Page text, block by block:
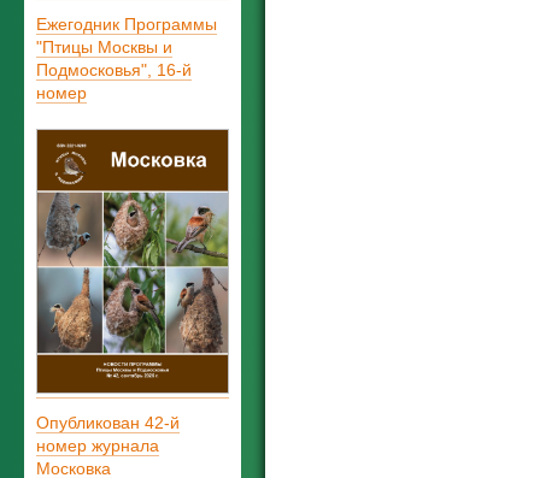
Ежегодник Программы
"Птицы Москвы и
Подмосковья", 16-й
номер
Опубликован 42-й
номер журнала
Московка